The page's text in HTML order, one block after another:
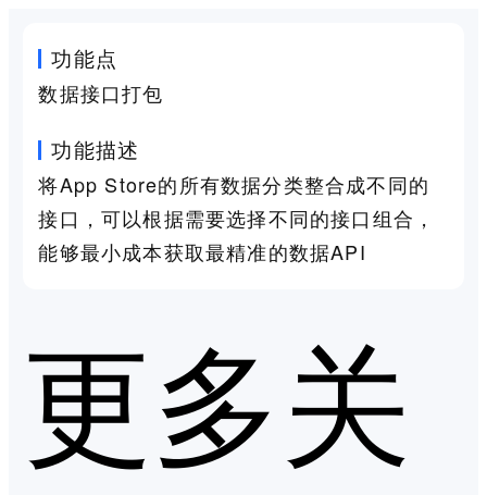
功能点
数据接口打包
功能描述
将App Store的所有数据分类整合成不同的
接口，可以根据需要选择不同的接口组合，
能够最小成本获取最精准的数据API
更多关